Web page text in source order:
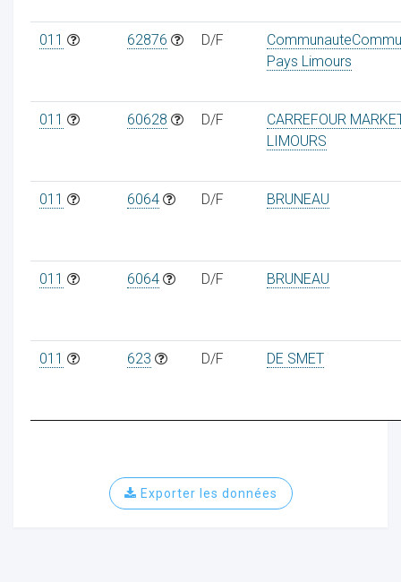
011 62876 D/F
Pays Limours
011 60628 D/F
CARREFOUR
LIMOURS
011 6064 D/F BRUNEAU
011 6064 D/F BRUNEAU
011 623 D/F DE SMET
Exporter les données